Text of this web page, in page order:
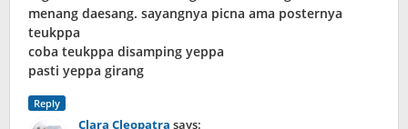
menang daesang. sayangnya picna ama posternya
teukppa
coba teukppa disamping yeppa
pasti yeppa girang
Reply
Clara Cleopatra says: